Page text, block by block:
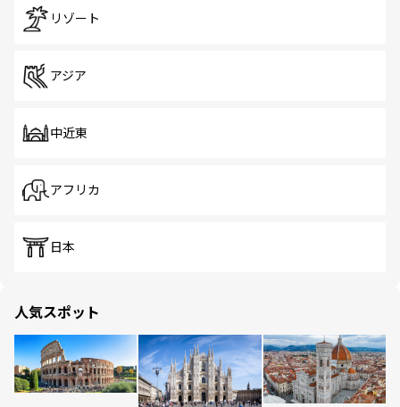
リゾート
アジア
中近東
アフリカ
日本
人気スポット